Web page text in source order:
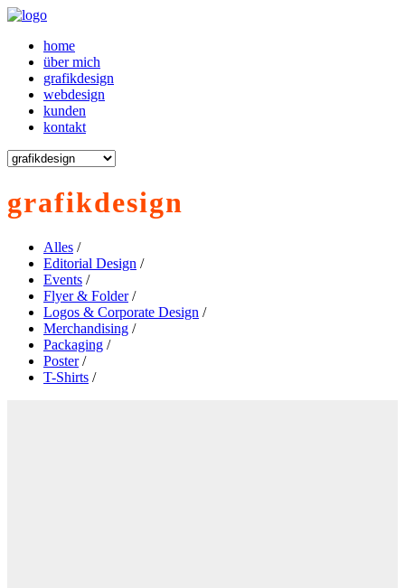
home
über mich
grafikdesign
webdesign
kunden
kontakt
grafikdesign
Alles /
Editorial Design /
Events /
Flyer & Folder/
Logos & Corporate Design /
Merchandising /
Packaging /
Poster/
T-Shirts /